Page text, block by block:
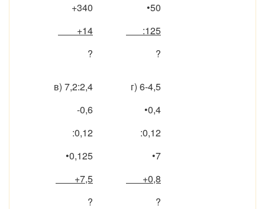
+340
+14
?
•50
:125
?
в) 7,2:2,4
-0,6
:0,12
•0,125
+7,5
?
г) 6-4,5
•0,4
:0,12
•7
+0,8
?